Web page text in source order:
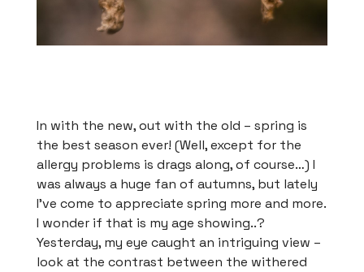
In with the new, out with the old – spring is
the best season ever! (Well, except for the
allergy problems is drags along, of course…) I
was always a huge fan of autumns, but lately
I’ve come to appreciate spring more and more.
I wonder if that is my age showing..?
Yesterday, my eye caught an intriguing view –
look at the contrast between the withered